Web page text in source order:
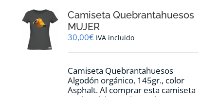
se
elegir
la
de
producto
Camiseta Quebrantahuesos
MUJER
30,00€ IVA incluido
Camiseta Quebrantahuesos
Algodón orgánico, 145gr., color
Asphalt. Al comprar esta camiseta